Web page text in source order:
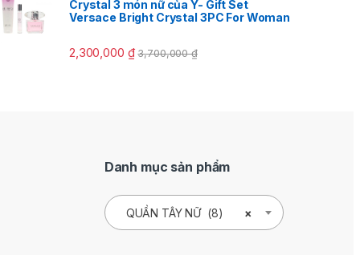
Crystal 3 món nữ của Ý- Gift Set
Versace Bright Crystal 3PC For Woman
2,300,000 ₫ 3,700,000₫
Danh mục sản phẩm
×
QUẦN TÂY NỮ (8)